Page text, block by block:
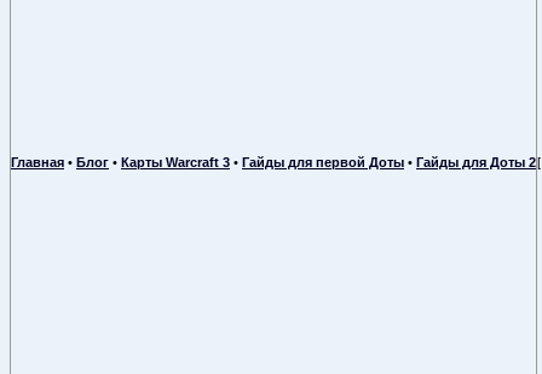
Главная • Блог • Карты Warcraft 3 • Гайды для первой Доты • Гайды для Доты 2